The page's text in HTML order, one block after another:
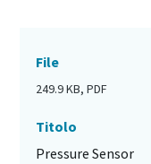
File
249.9 KB, PDF
Titolo
Pressure Sensor